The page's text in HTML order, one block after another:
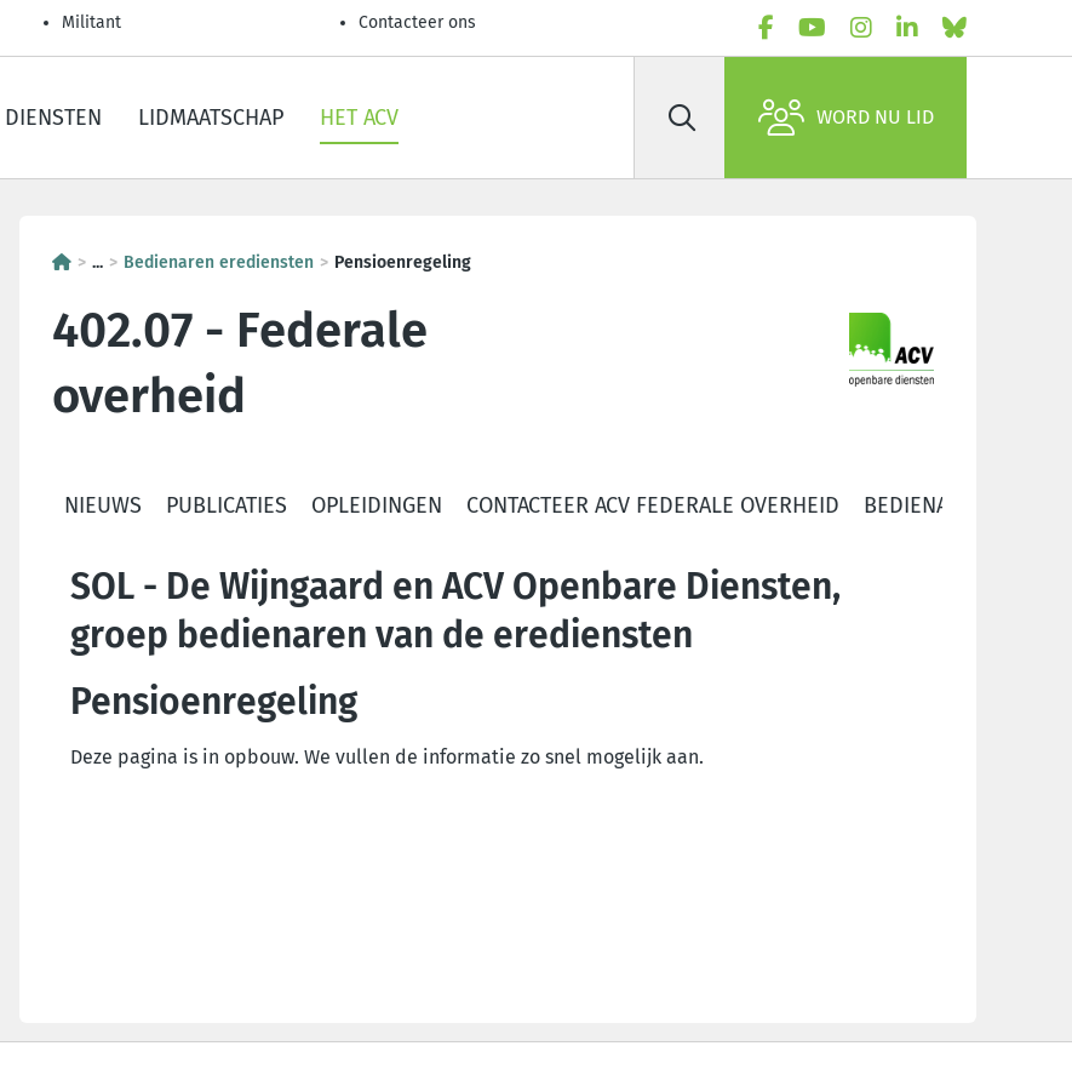
Militant Contacteer ons
DIENSTEN LIDMAATSCHAP HET ACV Zoek WORD NU LID
... Bedienaren erediensten Pensioenregeling
402.07 - Federale
overheid
NIEUWS PUBLICATIES OPLEIDINGEN CONTACTEER ACV FEDERALE OVERHEID BEDIENAREN
SOL - De Wijngaard en ACV Openbare Diensten,
groep bedienaren van de erediensten
Pensioenregeling
Deze pagina is in opbouw. We vullen de informatie zo snel mogelijk aan.